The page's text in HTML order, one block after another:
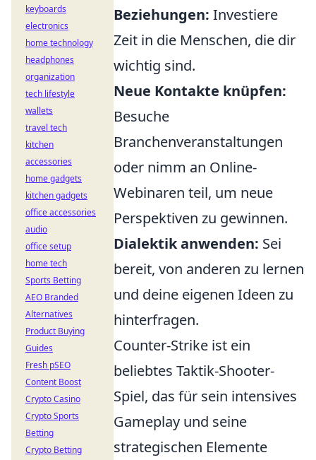
Beziehungen: Investiere
Zeit in die Menschen, die dir
wichtig sind.
Neue Kontakte knüpfen:
Besuche
Branchenveranstaltungen
oder nimm an Online-
Webinaren teil, um neue
Perspektiven zu gewinnen.
Dialektik anwenden: Sei
bereit, von anderen zu lernen
und deine eigenen Ideen zu
hinterfragen.
Counter-Strike ist ein
beliebtes Taktik-Shooter-
Spiel, das für sein intensives
Gameplay und seine
strategischen Elemente
keyboards
electronics
home technology
headphones
organization
tech lifestyle
wallets
travel tech
kitchen
accessories
home gadgets
kitchen gadgets
office accessories
audio
office setup
home tech
Sports Betting
AEO Branded
Alternatives
Product Buying
Guides
Fresh pSEO
Content Boost
Crypto Casino
Crypto Sports
Betting
Crypto Betting